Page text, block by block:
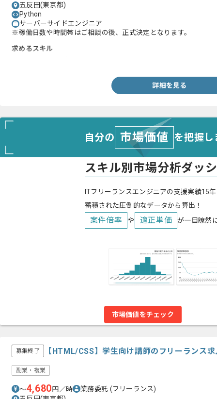
五反田(東京都)
Python
サーバーサイドエンジニア
※稼働日数や時間帯はご相談の後、正式決定となります。
求めるスキル
詳細を見る
自分の 市場価値 を把握
スキル別市場分析ダッ
ITフリーランスエンジニアの支援実績15
蓄積された圧倒的なデータから算出！
案件倍率 や 適正単価 が一目瞭然
市場価値をチェック
募集終了 【HTML/CSS】学生向け講師のフリーランス
副業・複業
〜4,680円／時 業務委託 (フリーランス)